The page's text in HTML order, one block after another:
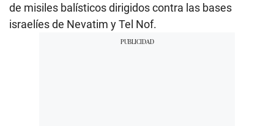
de misiles balísticos dirigidos contra las bases
israelíes de Nevatim y Tel Nof.